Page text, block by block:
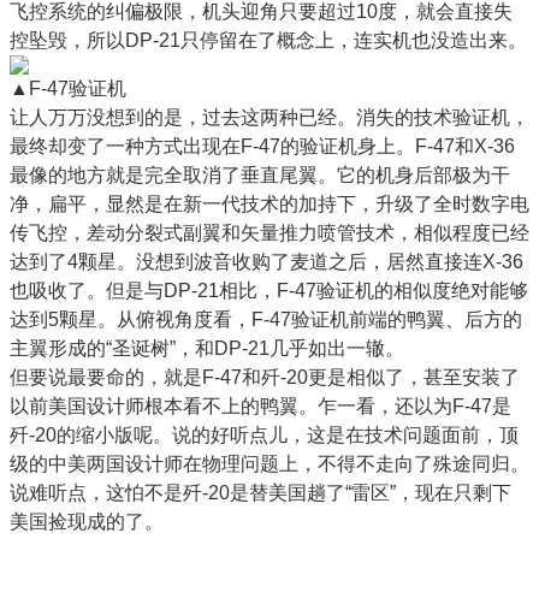
飞控系统的纠偏极限，机头迎角只要超过10度，就会直接失
控坠毁，所以DP-21只停留在了概念上，连实机也没造出来。
▲F-47验证机
让人万万没想到的是，过去这两种已经。消失的技术验证机，
最终却变了一种方式出现在F-47的验证机身上。F-47和X-36
最像的地方就是完全取消了垂直尾翼。它的机身后部极为干
净，扁平，显然是在新一代技术的加持下，升级了全时数字电
传飞控，差动分裂式副翼和矢量推力喷管技术，相似程度已经
达到了4颗星。没想到波音收购了麦道之后，居然直接连X-36
也吸收了。但是与DP-21相比，F-47验证机的相似度绝对能够
达到5颗星。从俯视角度看，F-47验证机前端的鸭翼、后方的
主翼形成的“圣诞树”，和DP-21几乎如出一辙。
但要说最要命的，就是F-47和歼-20更是相似了，甚至安装了
以前美国设计师根本看不上的鸭翼。乍一看，还以为F-47是
歼-20的缩小版呢。说的好听点儿，这是在技术问题面前，顶
级的中美两国设计师在物理问题上，不得不走向了殊途同归。
说难听点，这怕不是歼-20是替美国趟了“雷区”，现在只剩下
美国捡现成的了。